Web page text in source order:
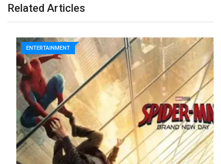
Related Articles
ENTERTAINMENT